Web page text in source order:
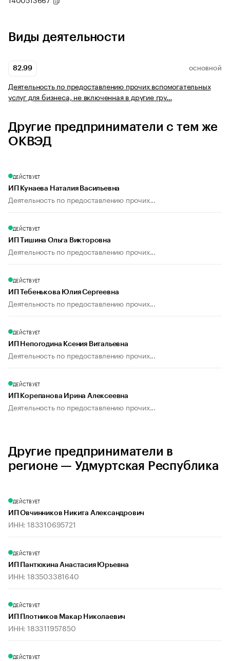
Виды деятельности
82.99 ОСНОВНОЙ
Деятельность по предоставлению прочих вспомогательных
услуг для бизнеса, не включенная в другие гру…
Другие предприниматели с тем же
ОКВЭД
ДЕЙСТВУЕТ
ИП Кунаева Наталия Васильевна
Деятельность по предоставлению прочих...
ДЕЙСТВУЕТ
ИП Тишина Ольга Викторовна
Деятельность по предоставлению прочих...
ДЕЙСТВУЕТ
ИП Тебенькова Юлия Сергеевна
Деятельность по предоставлению прочих...
ДЕЙСТВУЕТ
ИП Непогодина Ксения Витальевна
Деятельность по предоставлению прочих...
ДЕЙСТВУЕТ
ИП Корепанова Ирина Алексеевна
Деятельность по предоставлению прочих...
Другие предприниматели в
регионе — Удмуртская Республика
ДЕЙСТВУЕТ
ИП Овчинников Никита Александрович
ИНН: 183310695721
ДЕЙСТВУЕТ
ИП Пантюхина Анастасия Юрьевна
ИНН: 183503381640
ДЕЙСТВУЕТ
ИП Плотников Макар Николаевич
ИНН: 183311957850
ДЕЙСТВУЕТ